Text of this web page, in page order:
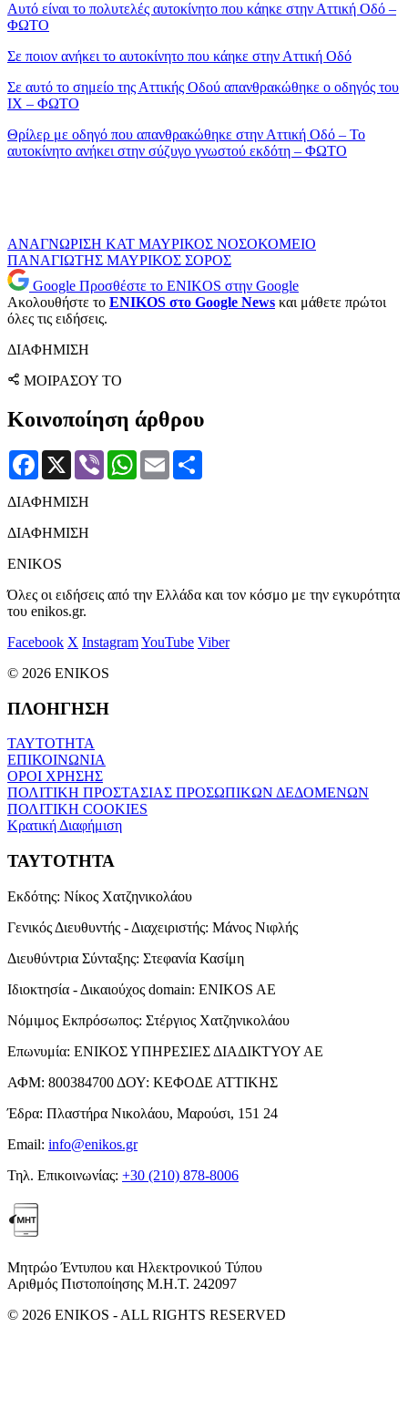
Αυτό είναι το πολυτελές αυτοκίνητο που κάηκε στην Αττική Οδό –
ΦΩΤΟ
Σε ποιον ανήκει το αυτοκίνητο που κάηκε στην Αττική Οδό
Σε αυτό το σημείο της Αττικής Οδού απανθρακώθηκε ο οδηγός του
ΙΧ – ΦΩΤΟ
Θρίλερ με οδηγό που απανθρακώθηκε στην Αττική Οδό – Το
αυτοκίνητο ανήκει στην σύζυγο γνωστού εκδότη – ΦΩΤΟ
ΑΝΑΓΝΩΡΙΣΗ ΚΑΤ ΜΑΥΡΙΚΟΣ ΝΟΣΟΚΟΜΕΙΟ
ΠΑΝΑΓΙΩΤΗΣ ΜΑΥΡΙΚΟΣ ΣΟΡΟΣ
Google Προσθέστε το ENIKOS στην Google
Ακολουθήστε το ENIKOS στο Google News και μάθετε πρώτοι
όλες τις ειδήσεις.
ΔΙΑΦΗΜΙΣΗ
ΜΟΙΡΑΣΟΥ ΤΟ
Κοινοποίηση άρθρου
Facebook
X Viber WhatsApp
Email
ΔΙΑΦΗΜΙΣΗ
ΔΙΑΦΗΜΙΣΗ
ENIKOS
Όλες οι ειδήσεις από την Ελλάδα και τον κόσμο με την εγκυρότητα
του enikos.gr.
Facebook X InstagramYouTube Viber
© 2026 ENIKOS
ΠΛΟΗΓΗΣΗ
ΤΑΥΤΟΤΗΤΑ
ΕΠΙΚΟΙΝΩΝΙΑ
ΟΡΟΙ ΧΡΗΣΗΣ
ΠΟΛΙΤΙΚΗ ΠΡΟΣΤΑΣΙΑΣ ΠΡΟΣΩΠΙΚΩΝ ΔΕΔΟΜΕΝΩΝ
ΠΟΛΙΤΙΚΗ COOKIES
Κρατική Διαφήμιση
ΤΑΥΤΟΤΗΤΑ
Εκδότης: Νίκος Χατζηνικολάου
Γενικός Διευθυντής - Διαχειριστής: Μάνος Νιφλής
Διευθύντρια Σύνταξης: Στεφανία Κασίμη
Ιδιοκτησία - Δικαιούχος domain: ENIKOS AE
Νόμιμος Εκπρόσωπος: Στέργιος Χατζηνικολάου
Επωνυμία: ΕΝΙΚΟΣ ΥΠΗΡΕΣΙΕΣ ΔΙΑΔΙΚΤΥΟΥ ΑΕ
ΑΦΜ: 800384700 ΔΟΥ: ΚΕΦΟΔΕ ΑΤΤΙΚΗΣ
Έδρα: Πλαστήρα Νικολάου, Μαρούσι, 151 24
Email: info@enikos.gr
Τηλ. Επικοινωνίας: +30 (210) 878-8006
Μητρώο Έντυπου και Ηλεκτρονικού Τύπου
Αριθμός Πιστοποίησης Μ.Η.Τ. 242097
© 2026 ENIKOS - ALL RIGHTS RESERVED